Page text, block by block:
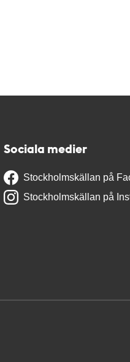
Sociala medier
Stockholmskällan på
Stockholmskällan på